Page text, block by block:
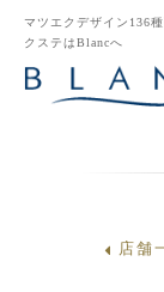
マツエクデザイン136種
クステはBlancへ
店舗